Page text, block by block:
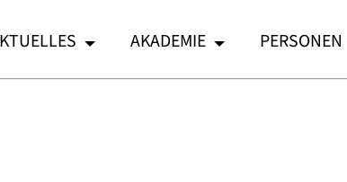
AKADEMIE PERSONEN